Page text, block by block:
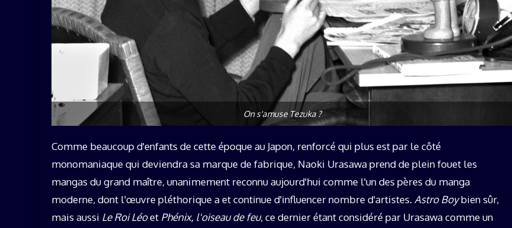
On s'amuse Tezuka ?
Comme beaucoup d'enfants de cette époque au Japon, renforcé qui plus est par le côté
monomaniaque qui deviendra sa marque de fabrique, Naoki Urasawa prend de plein fouet les
mangas du grand maître, unanimement reconnu aujourd'hui comme l'un des pères du manga
moderne, dont l'œuvre pléthorique a et continue d'influencer nombre d'artistes. Astro Boybien sûr,
mais aussi Le Roi Léoet Phénix, l'oiseau de feu, ce dernier étant considéré par Urasawa comme un